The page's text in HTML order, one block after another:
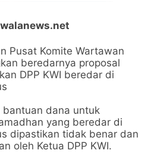
Pusat Komite Wartawan
beredarnya proposal
DPP KWI beredar di
bantuan dana untuk
yang beredar di
dipastikan tidak benar dan
oleh Ketua DPP KWI.